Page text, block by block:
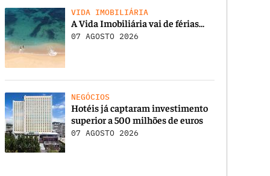
VIDA IMOBILIÁRIA
A Vida Imobiliária vai de férias…
07 AGOSTO 2026
NEGÓCIOS
Hotéis já captaram investimento
superior a 500 milhões de euros
07 AGOSTO 2026